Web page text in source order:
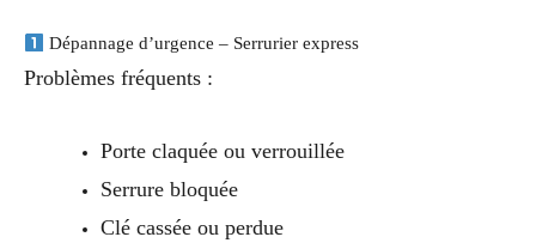
Dépannage d’urgence – Serrurier express
Problèmes fréquents :
Porte claquée ou verrouillée
Serrure bloquée
Clé cassée ou perdue